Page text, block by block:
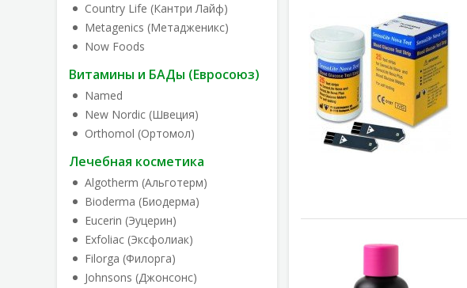
Country Life (Кантри Лайф)
Metagenics (Метадженикс)
Now Foods
Витамины и БАДы (Евросоюз)
Named
New Nordic (Швеция)
Orthomol (Ортомол)
Лечебная косметика
Algotherm (Альготерм)
Bioderma (Биодерма)
Eucerin (Эуцерин)
Exfoliac (Эксфолиак)
Filorga (Филорга)
Johnsons (Джонсонс)